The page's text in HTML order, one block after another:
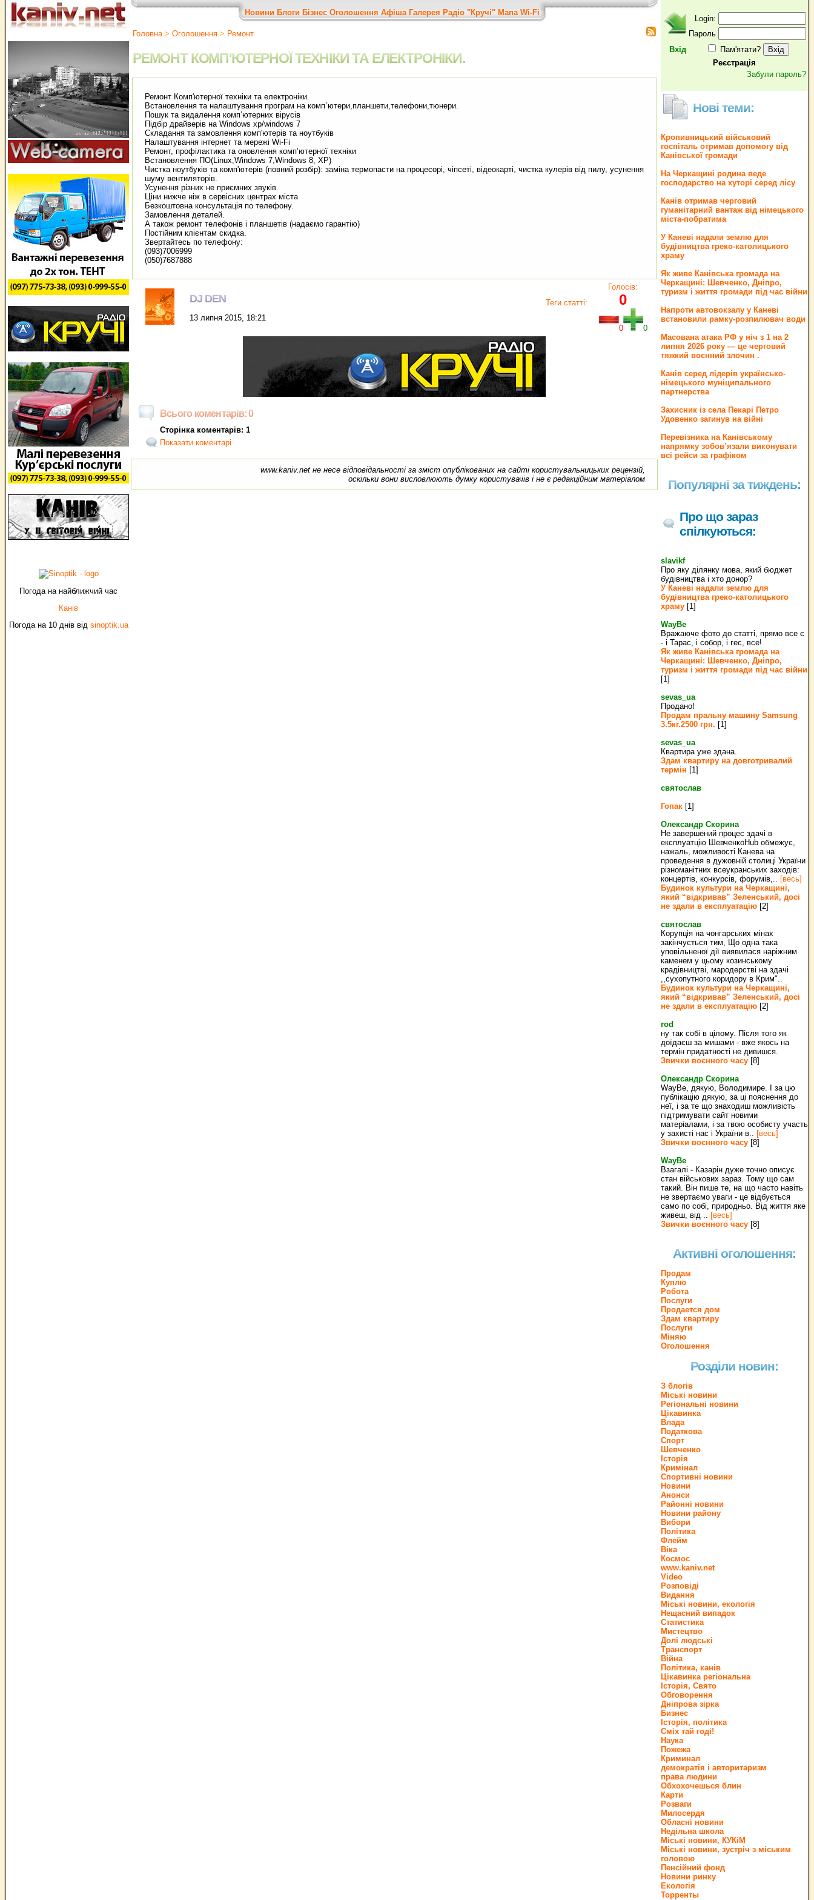
Погода на найближчий час
Канів
Погода на 10 днів від sinoptik.ua
Новини Блоги Бізнес Оголошення Афіша Галерея Радіо "Кручі" Мапа Wi-Fi
Головна> Оголошення > Ремонт
РЕМОНТ КОМП'ЮТЕРНОЇ ТЕХНІКИ­ ТА ЕЛЕКТРО­НІКИ.
Ремонт Комп'ютерної техніки­ та електро­ніки.
Встановлення та налаштування програм­ н­а комп`ютери,планшети,телефони,тюнери.
Пошук та видалення комп’ютерних вірусів­­
Підбір драйверів на Windows xp/windows ­­7
Складання та замовлення комп'ютерів та­­ ноутбуків
Налаштування інтернет та мережі Wi-Fi­­
Ремонт, профілактика та оновлення комп’­­ютерної техніки
Встановлення ПО(Linux,Windows 7,Windows­ 8, XP­)
Чистка ноутбуків та комп'ютерів (повни­й р­озбір): заміна термопасти на процесо­рі, ­чіпсеті, відеокарті, чистка кулерів­ від ­пилу, усунення
шуму вентиляторів.
Усунення різних не приємних звуків. ­­
Ціни нижче ніж в сервісних центрах міст­­а
Безкоштовна консультація по телефону­.­
Замовлення деталей­.­
А також ремонт телефонів і планшетів (­надаємо гарантію)
Постійним клієнтам скидка.­
Звертайтесь по телефону:­
(093)7006999­
(050)7687888­
DJ DEN
13 липня 2015, 18:21
Теги статті:
Голосів:
0
0 0
Всього коментарів: 0
Сторінка коментарів: 1
Показати коментарі
www.kaniv.net не несе відповідальності за зміст опублікованих на сайті користувальницьких рецензій,
оскільки вони висловлюють думку користувачів і не є редакційним матеріалом
Вхід
Login:
Пароль
Пам'ятати?
Реєстрація
Забули пароль?
Нові теми:
Кропивницький військовий
госпіталь отримав допомогу від
Канівської громади
На Черкащині родина веде
господарство на хуторі серед лісу
Канів отримав черговий
гуманітарний вантаж від німецького
міста-побратима
У Каневі надали землю для
будівництва греко‐католицького
храму
Як живе Канівська громада на
Черкащині: Шевченко, Дніпро,
туризм і життя громади під час війни
Напроти автовокзалу у Каневі
встановили рамку-розпилювач води
Масована атака РФ у ніч з 1 на 2
липня 2026 року — це черговий
тяжкий воєнний злочин .
Канів серед лідерів українсько-
німецького муніципального
партнерства
Захисник із села Пекарі Петро
Удовенко загинув на війні
Перевізника на Канівському
напрямку зобов’язали виконувати
всі рейси за графіком
Популярні за тиждень:
Про що зараз
спілкуються:
slavikf
Про яку ділянку мова, який бюджет
будівництва і хто донор?
У Каневі надали землю для
будівництва греко‐католицького
храму [1]
WayBe
Вражаюче фото до статті, прямо все є
- і Тарас, і собор, і гес, все!
Як живе Канівська громада на
Черкащині: Шевченко, Дніпро,
туризм і життя громади під час війни
[1]
sevas_ua
Продано!
Продам пральну машину Samsung
3.5кг.2500 грн. [1]
sevas_ua
Квартира уже здана.
Здам квартиру на довготривалий
термін [1]
святослав
Гопак [1]
Олександр Скорина
Не завершений процес здачі в
експлуатцію ШевченкоHub обмежує,
нажаль, можливості Канева на
проведення в дужовній столиці України
різноманітних всеукранських заходів:
концертів, конкурсів, форумів,.. [весь]
Будинок культури на Черкащині,
який “відкривав” Зеленський, досі
не здали в експлуатацію [2]
святослав
Корупція на чонгарських мінах
закінчується тим, Що одна така
уповільненої дії виявилася наріжним
каменем у цьому козинському
крадівництві, мародерстві на здачі
,,сухопутного коридору в Крим"..
Будинок культури на Черкащині,
який “відкривав” Зеленський, досі
не здали в експлуатацію [2]
rod
ну так собі в цілому. Після того як
доїдаєш за мишами - вже якось на
термін придатності не дивишся.
Звички воєнного часу [8]
Олександр Скорина
WayBe, дякую, Володимире. І за цю
публікацію дякую, за ці пояснення до
неї, і за те що знаходиш можливість
підтримувати сайт новими
матеріалами, і за твою особисту участь
у захисті нас і України в.. [весь]
Звички воєнного часу [8]
WayBe
Взагалі - Казарін дуже точно описує
стан військових зараз. Тому що сам
такий. Він пише те, на що часто навіть
не звертаємо уваги - це відбується
само по собі, природньо. Від життя яке
живеш, від .. [весь]
Звички воєнного часу [8]
Активні оголошення:
Продам
Куплю
Робота
Послуги
Продается дом
Здам квартиру
Послуги
Міняю
Оголошення
Розділи новин:
З блогів
Міські новини
Регіональні новини
Цікавинка
Влада
Податкова
Спорт
Шевченко
Історія
Кримінал
Спортивні новини
Новини
Анонси
Районні новини
Новини району
Вибори
Політика
Флейм
Віка
Космос
www.kaniv.net
Video
Розповіді
Видання
Міські новини, екологія
Нещасний випадок
Статистика
Мистецтво
Долі людські
Транспорт
Війна
Політика, канів
Цікавинка регіональна
Історія, Свято
Обговорення
Дніпрова зірка
Бизнес
Історія, політика
Сміх тай годі!
Наука
Пожежа
Криминал
демократія і авторитаризм
права людини
Обхохочешься блин
Карти
Розваги
Милосердя
Обласні новини
Недільна школа
Міські новини, КУКіМ
Міські новини, зустріч з міським
головою
Пенсійний фонд
Новини ринку
Екологія
Торренты